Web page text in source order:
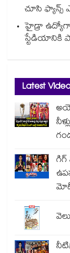
చూసి
హైడ్రా
స్టేడియానికి
Latest
గిగ్